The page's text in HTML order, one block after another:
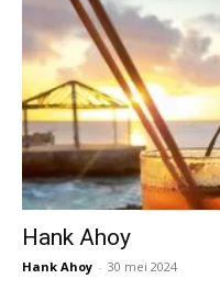
Hank Ahoy
Hank Ahoy - 30 mei 2024